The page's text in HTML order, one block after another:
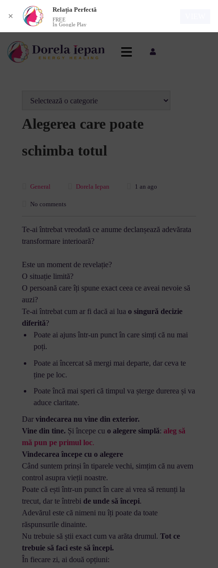
Alegerea care poate
schimba totul
General Dorela Iepan 1 an ago
No comments
Te-ai întrebat vreodată ce anume declanșează adevărata
transformare interioară?
Este un moment de revelație?
O situație limită?
O persoană care îți spune exact ceea ce aveai nevoie să
auzi?
Te-ai întrebat cum ar fi dacă ai lua o singură decizie
diferită?
Poate ai ajuns într-un punct în care simți că nu mai
poți.
Poate ai încercat să mergi mai departe, dar ceva te
ține pe loc.
Poate încă mai speri că timpul va șterge durerea și va
aduce claritate.
Dar vindecarea nu vine din exterior.
Vine din tine. Și începe cu o alegere simplă: aleg să
mă pun pe primul loc.
Vindecarea începe cu o alegere
Când suntem prinși în tiparele vechi, simțim că nu avem
control asupra vieții noastre.
Poate că ești într-un punct în care ai vrea să renunți la
trecut, dar te întrebi de unde să începi.
Adevărul este că nimeni nu îți poate da toate
răspunsurile dinainte.
Nu trebuie să știi exact cum va arăta drumul. Tot ce
trebuie să faci este să începi.
În fiecare zi, ai două opțiuni:
✕
Relația Perfectă
FREE
In Google Play